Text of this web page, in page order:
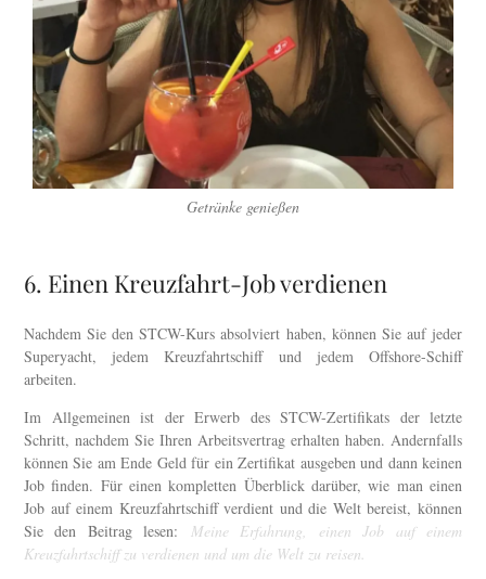
Getränke genießen
6. Einen Kreuzfahrt-Job verdienen
Nachdem Sie den STCW-Kurs absolviert haben, können Sie auf jeder
Superyacht, jedem Kreuzfahrtschiff und jedem Offshore-Schiff
arbeiten.
Im Allgemeinen ist der Erwerb des STCW-Zertifikats der letzte
Schritt, nachdem Sie Ihren Arbeitsvertrag erhalten haben. Andernfalls
können Sie am Ende Geld für ein Zertifikat ausgeben und dann keinen
Job finden. Für einen kompletten Überblick darüber, wie man einen
Job auf einem Kreuzfahrtschiff verdient und die Welt bereist, können
Sie den Beitrag lesen: Meine Erfahrung, einen Job auf einem
Kreuzfahrtschiff zu verdienen und um die Welt zu reisen.